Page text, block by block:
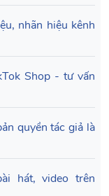
nhãn hiệu kênh
Shop - tư vấn
quyền tác giả là
hát, video trên